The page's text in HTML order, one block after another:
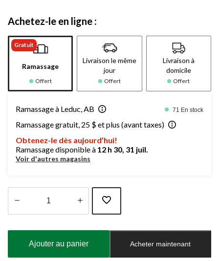
Achetez-le en ligne :
Gratuit
Ramassage
Offert
Livraison le même
jour
Offert
Livraison à
domicile
Offert
Ramassage à Leduc, AB 71 En stock
Ramassage gratuit, 25 $ et plus (avant taxes)
Obtenez-le dès aujourd’hui!
Ramassage disponible à 12 h 30, 31 juil.
Voir d'autres magasins
à
Ajouter au panier Acheter maintenant